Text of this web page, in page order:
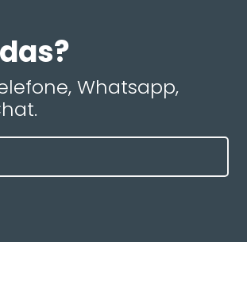
Whatsapp,